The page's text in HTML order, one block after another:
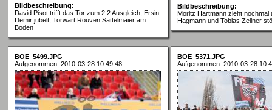
Bildbeschreibung:
David Pisot trifft das Tor zum 2:2 Ausgleich, Ersin
Demir jubelt, Torwart Rouven Sattelmaier am
Boden
Bildbeschreibung:
Moritz Hartmann zieht nochmal
Hagmann und Tobias Zellner
BOE_5499.JPG
Aufgenommen: 2010-03-28 10:49:48
BOE_5371.JPG
Aufgenommen: 2010-03-28